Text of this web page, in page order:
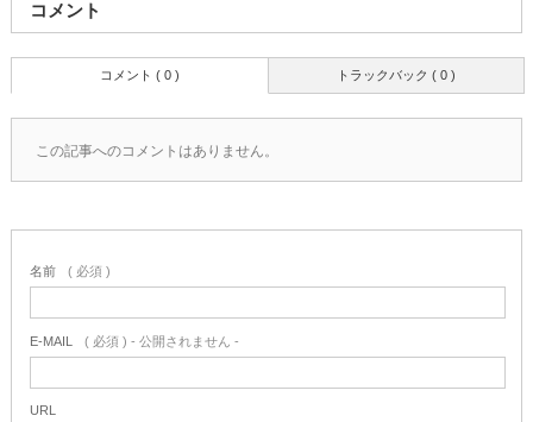
コメント
トラックバック ( 0 )
コメント ( 0 )
この記事へのコメントはありません。
名前 ( 必須 )
E-MAIL ( 必須 ) - 公開されません -
URL